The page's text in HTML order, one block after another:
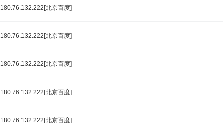
180.76.132.222[北京百度]
180.76.132.222[北京百度]
180.76.132.222[北京百度]
180.76.132.222[北京百度]
180.76.132.222[北京百度]